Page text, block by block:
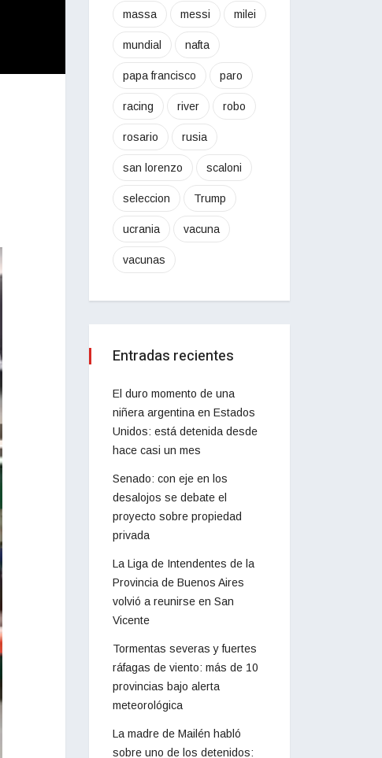
massa messi milei
mundial nafta
papa francisco paro
racing river robo
rosario rusia
san lorenzo scaloni
seleccion Trump
ucrania vacuna
vacunas
Entradas recientes
El duro momento de una
niñera argentina en Estados
Unidos: está detenida desde
hace casi un mes
Senado: con eje en los
desalojos se debate el
proyecto sobre propiedad
privada
La Liga de Intendentes de la
Provincia de Buenos Aires
volvió a reunirse en San
Vicente
Tormentas severas y fuertes
ráfagas de viento: más de 10
provincias bajo alerta
meteorológica
La madre de Mailén habló
sobre uno de los detenidos: